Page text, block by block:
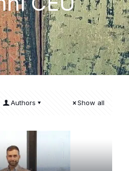
Authors Show all